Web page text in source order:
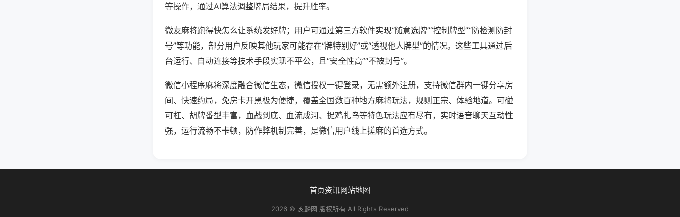
等操作，通过AI算法调整牌局结果，提升胜率。
微友麻将跑得快怎么让系统发好牌；用户可通过第三方软件实现“随意选牌”“控制牌型”“防检测防封
号”等功能，部分用户反映其他玩家可能存在“牌特别好”或“透视他人牌型”的情况。这些工具通过后
台运行、自动连接等技术手段实现不平公，且“安全性高”“不被封号”。
微信小程序麻将深度融合微信生态，微信授权一键登录，无需额外注册，支持微信群内一键分享房
间、快速约局，免房卡开黑极为便捷，覆盖全国数百种地方麻将玩法，规则正宗、体验地道。可碰
可杠、胡牌番型丰富，血战到底、血流成河、捉鸡扎鸟等特色玩法应有尽有，实时语音聊天互动性
强，运行流畅不卡顿，防作弊机制完善，是微信用户线上搓麻的首选方式。
首页资讯网站地图
2026 © 亥麟网 版权所有 All Rights Reserved